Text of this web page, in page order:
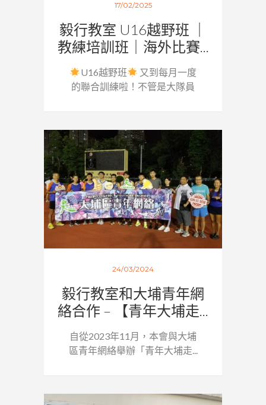
17/02/2025
毅行教室 U16越野班 ｜
教練培訓班｜海外比賽...
U16越野班
又到每月一度
的聯合訓練啦！不管是大隊員
24/03/2024
毅行教室和大埔青年網
絡合作 – 【青年大埔走...
自從2023年11月，本會與大埔
區青年網絡舉辦「青年大埔走...